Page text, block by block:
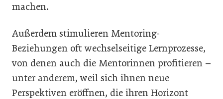
machen.
Außerdem stimulieren Mentoring-
Beziehungen oft wechselseitige Lernprozesse,
von denen auch die Mentorinnen profitieren –
unter anderem, weil sich ihnen neue
Perspektiven eröffnen, die ihren Horizont